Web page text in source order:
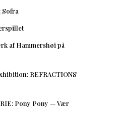
Sofra
af Hammershøi på
REFRACTIONS
Pony Pony — Vær